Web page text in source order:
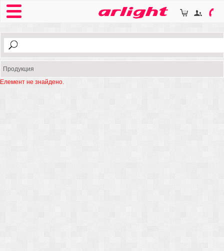
Продукция
Елемент не знайдено.